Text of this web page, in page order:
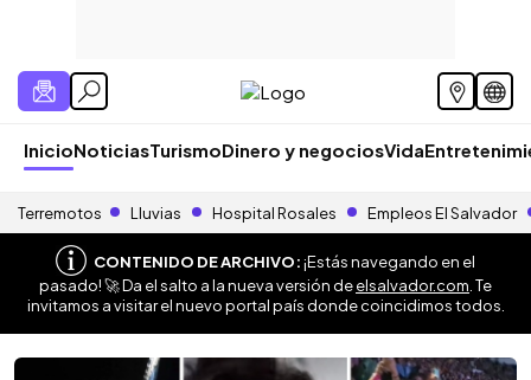
InicioNoticiasTurismoDinero y negociosVida
Terremotos Lluvias Hospital Rosales Empleos El Salvador
CONTENIDO DE ARCHIVO:¡Estás navegando en el
pasado! 🚀 Da el salto a la nueva versión deelsalvador.com . Te
invitamos a visitar el nuevo portal país donde coincidimos todos.